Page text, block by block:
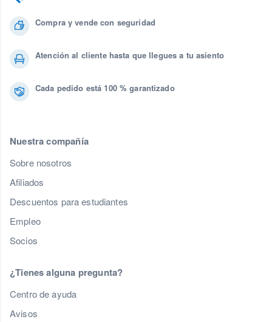
Compra y vende con seguridad
Atención al cliente hasta que llegues a tu asiento
Cada pedido está 100 % garantizado
Nuestra compañía
Sobre nosotros
Afiliados
Descuentos para estudiantes
Empleo
Socios
¿Tienes alguna pregunta?
Centro de ayuda
Avisos